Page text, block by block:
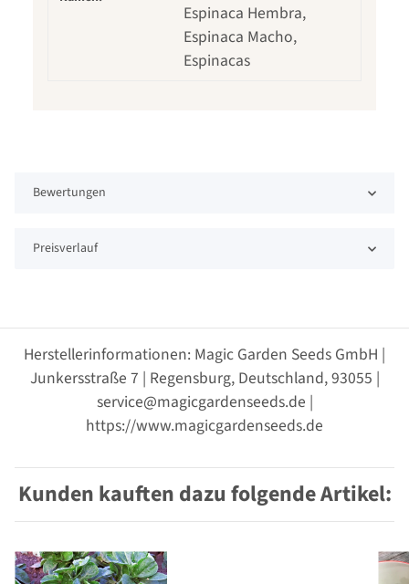
Espinaca Hembra,
Espinaca Macho,
Espinacas
Bewertungen
Preisverlauf
Herstellerinformationen: Magic Garden Seeds GmbH |
Junkersstraße 7 | Regensburg, Deutschland, 93055 |
service@magicgardenseeds.de |
https://www.magicgardenseeds.de
Kunden kauften dazu folgende Artikel: